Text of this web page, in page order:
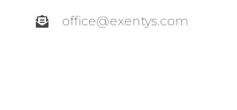
office@exentys.com